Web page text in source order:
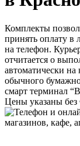
Комплекты
принять оплату в
на телефон.
отчитается о
автоматически
обычного
смарт терминал
Цены указаны